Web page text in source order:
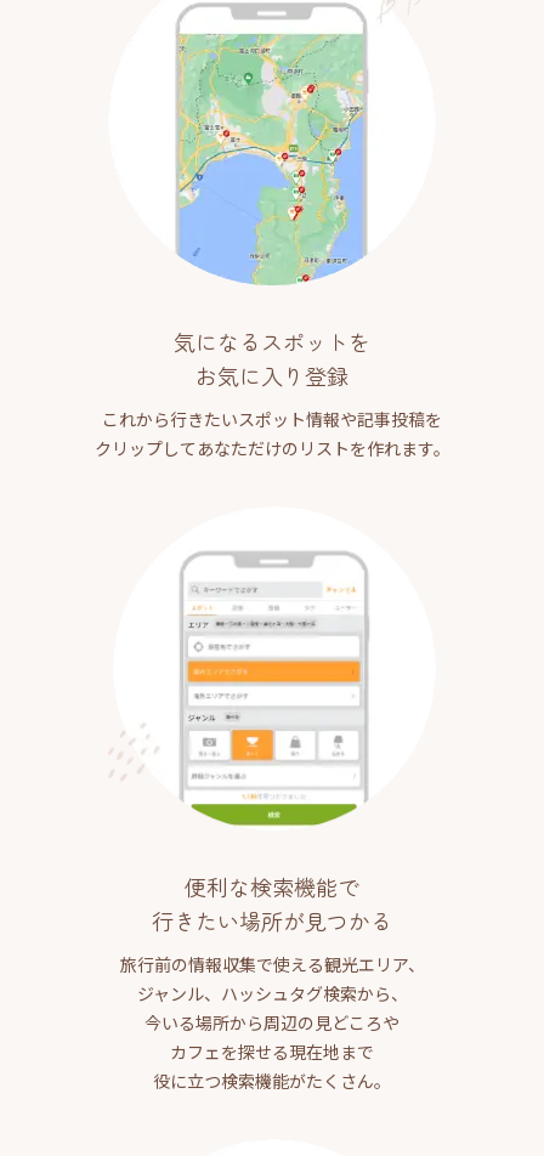
気になるスポットを
お気に入り登録
これから行きたいスポット情報や記事投稿を
クリップしてあなただけのリストを作れます。
便利な検索機能で
行きたい場所が見つかる
旅行前の情報収集で使える観光エリア、
ジャンル、ハッシュタグ検索から、
今いる場所から周辺の見どころや
カフェを探せる現在地まで
役に立つ検索機能がたくさん。